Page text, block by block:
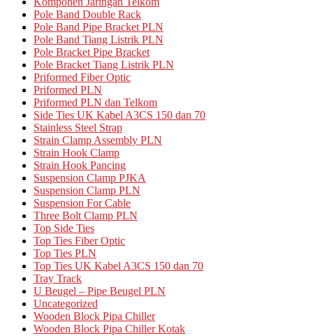
Pole Band Double Rack
Pole Band Pipe Bracket PLN
Pole Band Tiang Listrik PLN
Pole Bracket Pipe Bracket
Pole Bracket Tiang Listrik PLN
Priformed Fiber Optic
Priformed PLN
Priformed PLN dan Telkom
Side Ties UK Kabel A3CS 150 dan 70
Stainless Steel Strap
Strain Clamp Assembly PLN
Strain Hook Clamp
Strain Hook Pancing
Suspension Clamp PJKA
Suspension Clamp PLN
Suspension For Cable
Three Bolt Clamp PLN
Top Side Ties
Top Ties Fiber Optic
Top Ties PLN
Top Ties UK Kabel A3CS 150 dan 70
Tray Track
U Beugel – Pipe Beugel PLN
Uncategorized
Wooden Block Pipa Chiller
Wooden Block Pipa Chiller Kotak